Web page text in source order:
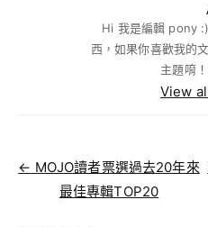
Hi 我是編輯 pony
西，如果你喜歡我的
主題唷
View
Post navigation
← MOJO讀者票選過去20年來
最佳專輯TOP20